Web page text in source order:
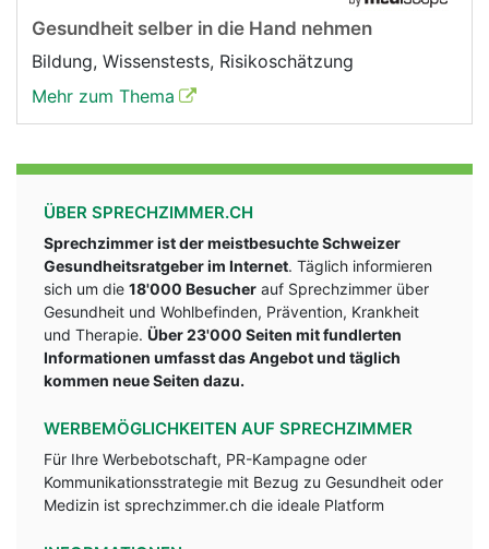
Gesundheit selber in die Hand nehmen
Bildung, Wissenstests, Risikoschätzung
Mehr zum Thema
ÜBER SPRECHZIMMER.CH
Sprechzimmer ist der meistbesuchte Schweizer
Gesundheitsratgeber im Internet. Täglich informieren
sich um die 18'000 Besucher auf Sprechzimmer über
Gesundheit und Wohlbefinden, Prävention, Krankheit
und Therapie. Über 23'000 Seiten mit fundlerten
Informationen umfasst das Angebot und täglich
kommen neue Seiten dazu.
WERBEMÖGLICHKEITEN AUF SPRECHZIMMER
Für Ihre Werbebotschaft, PR-Kampagne oder
Kommunikationsstrategie mit Bezug zu Gesundheit oder
Medizin ist sprechzimmer.ch die ideale Platform